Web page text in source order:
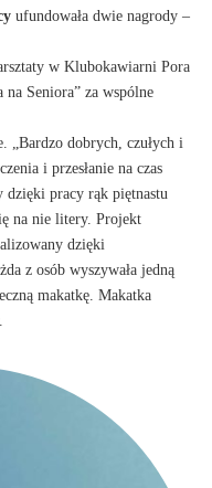
ufundowała dwie nagrody –
w Klubokawiarni Pora
Seniora” za wspólne
„Bardzo dobrych, czułych i
i przesłanie na czas
dzięki pracy rąk piętnastu
na nie litery. Projekt
dzięki
z osób wyszywała jedną
makatkę. Makatka